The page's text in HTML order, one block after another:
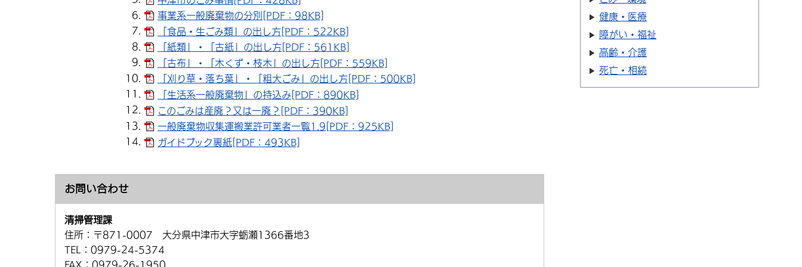
事業系一般廃棄物の分別[PDF：98KB]
「食品・生ごみ類」の出し方[PDF：522KB]
「紙類」・「古紙」の出し方[PDF：561KB]
「古布」・「木くず・枝木」の出し方[PDF：559KB]
「刈り草・落ち葉」・「粗大ごみ」の出し方[PDF：500KB]
「生活系一般廃棄物」の持込み[PDF：890KB]
このごみは産廃？又は一廃？[PDF：390KB]
一般廃棄物収集運搬業許可業者一覧1.9[PDF：925KB]
ガイドブック裏紙[PDF：493KB]
お問い合わせ
清掃管理課
住所： 〒871-0007 大分県中津市大字蛎瀬1366番地3
TEL： 0979-24-5374
FAX： 0979-26-1950
健康・医療
障がい・福祉
高齢・介護
死亡・相続